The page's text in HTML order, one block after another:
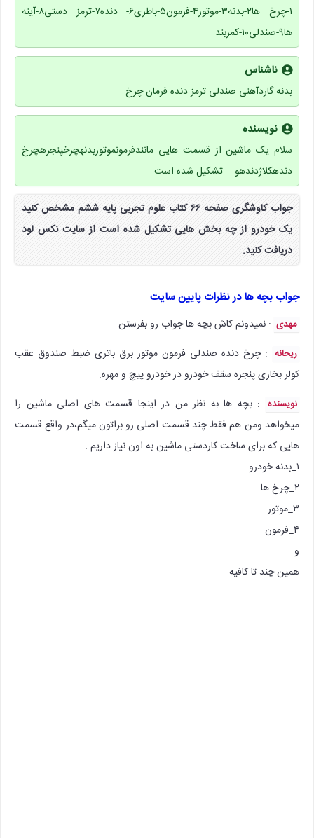
۱-چرخ ها۲-بدنه۳-موتور۴-فرمون۵-باطری۶- دنده۷-ترمز دستی۸-آینه
ها۹-صندلی۱۰-کمربند
ناشناس
بدنه گاردآهنی صندلی ترمز دنده فرمان چرخ
نویسنده
سلام یک ماشين از قسمت هایی مانندفرمونموتوربدنهچرخپنجرهچرخ
دندهکلاژدندهو…..تشکیل شده است
جواب کاوشگری صفحه ۶۶ کتاب علوم تجربی پایه ششم مشخص کنید
یک خودرو از چه بخش هایی تشکیل شده است از سایت نکس لود
دریافت کنید.
جواب بچه ها در نظرات پایین سایت
مهدی : نمیدونم کاش بچه ها جواب رو بفرستن.
ریحانه : چرخ دنده صندلی فرمون موتور برق باتری ضبط صندوق عقب
کولر بخاری پنجره سقف خودرو در خودرو پیچ و مهره.
نویسنده : بچه ها به نظر من در اینجا قسمت های اصلی ماشین را
میخواهد ومن هم فقط چند قسمت اصلی رو براتون میگم،در واقع قسمت
هایی که برای ساخت کاردستی ماشین به اون نیاز داریم .
۱_بدنه خودرو
۲_چرخ ها
۳_موتور
۴_فرمون
و…………….
همین چند تا کافیه.